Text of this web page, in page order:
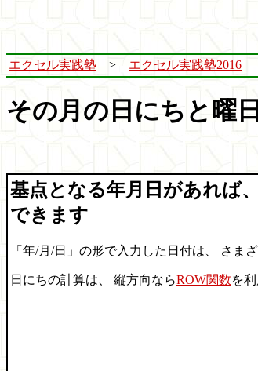
エクセル実践塾 > エクセル実践塾2016
その月の日にちと曜
基点となる年月日があれば
できます
「年/月/日」の形で入力した日付は、 さま
日にちの計算は、 縦方向ならROW関数を